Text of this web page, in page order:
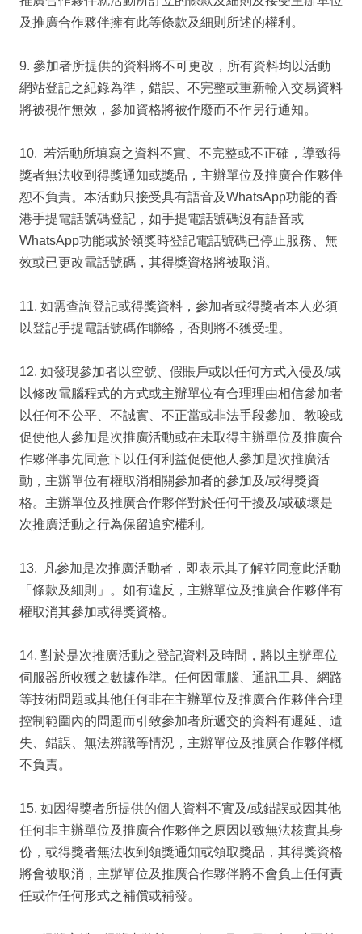
及推廣合作夥伴擁有此等條款及細則所述的權利。
9. 參加者所提供的資料將不可更改，所有資料均以活動
網站登記之紀錄為準，錯誤、不完整或重新輸入交易資料
將被視作無效，參加資格將被作廢而不作另行通知。
10. 若活動所填寫之資料不實、不完整或不正確，導致得
獎者無法收到得獎通知或獎品，主辦單位及推廣合作夥伴
恕不負責。本活動只接受具有語音及WhatsApp功能的香
港手提電話號碼登記，如手提電話號碼沒有語音或
WhatsApp功能或於領獎時登記電話號碼已停止服務、無
效或已更改電話號碼，其得獎資格將被取消。
11. 如需查詢登記或得獎資料，參加者或得獎者本人必須
以登記手提電話號碼作聯絡，否則將不獲受理。
12. 如發現參加者以空號、假賬戶或以任何方式入侵及/或
以修改電腦程式的方式或主辦單位有合理理由相信參加者
以任何不公平、不誠實、不正當或非法手段參加、教唆或
促使他人參加是次推廣活動或在未取得主辦單位及推廣合
作夥伴事先同意下以任何利益促使他人參加是次推廣活
動，主辦單位有權取消相關參加者的參加及/或得獎資
格。主辦單位及推廣合作夥伴對於任何干擾及/或破壞是
次推廣活動之行為保留追究權利。
13. 凡參加是次推廣活動者，即表示其了解並同意此活動
「條款及細則」。如有違反，主辦單位及推廣合作夥伴有
權取消其參加或得獎資格。
14. 對於是次推廣活動之登記資料及時間，將以主辦單位
伺服器所收獲之數據作準。任何因電腦、通訊工具、網路
等技術問題或其他任何非在主辦單位及推廣合作夥伴合理
控制範圍內的問題而引致參加者所遞交的資料有遲延、遺
失、錯誤、無法辨識等情況，主辦單位及推廣合作夥伴概
不負責。
15. 如因得獎者所提供的個人資料不實及/或錯誤或因其他
任何非主辦單位及推廣合作夥伴之原因以致無法核實其身
份，或得獎者無法收到領獎通知或領取獎品，其得獎資格
將會被取消，主辦單位及推廣合作夥伴將不會負上任何責
任或作任何形式之補償或補發。